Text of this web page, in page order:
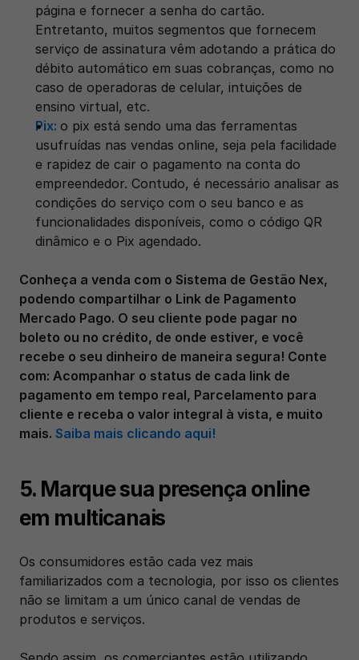
página e fornecer a senha do cartão.
Entretanto, muitos segmentos que fornecem
serviço de assinatura vêm adotando a prática do
débito automático em suas cobranças, como no
caso de operadoras de celular, intuições de
ensino virtual, etc.
Pix: o pix está sendo uma das ferramentas
usufruídas nas vendas online, seja pela facilidade
e rapidez de cair o pagamento na conta do
empreendedor. Contudo, é necessário analisar as
condições do serviço com o seu banco e as
funcionalidades disponíveis, como o código QR
dinâmico e o Pix agendado.
Conheça a venda com o Sistema de Gestão Nex,
podendo compartilhar o Link de Pagamento
Mercado Pago. O seu cliente pode pagar no
boleto ou no crédito, de onde estiver, e você
recebe o seu dinheiro de maneira segura! Conte
com: Acompanhar o status de cada link de
pagamento em tempo real, Parcelamento para
cliente e receba o valor integral à vista, e muito
mais. Saiba mais clicando aqui!
5. Marque sua presença online
em multicanais
Os consumidores estão cada vez mais
familiarizados com a tecnologia, por isso os clientes
não se limitam a um único canal de vendas de
produtos e serviços.